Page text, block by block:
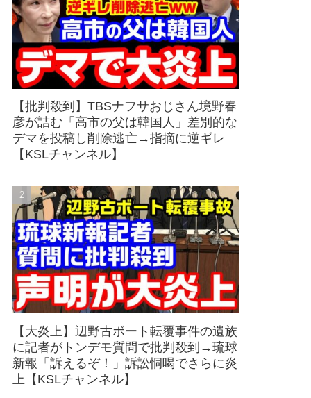
【批判殺到】TBSナフサおじさん境野春
彦が詰む「高市の父は韓国人」差別的な
デマを投稿し削除逃亡→指摘に逆ギレ
【KSLチャンネル】
【大炎上】辺野古ボート転覆事件の遺族
に記者がトンデモ質問で批判殺到→琉球
新報「訴えるぞ！」訴訟恫喝でさらに炎
上【KSLチャンネル】